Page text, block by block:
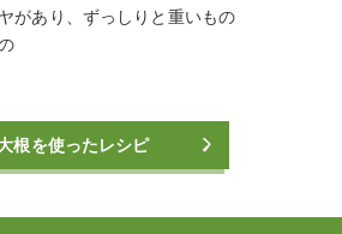
があり、ずっしりと重いもの
根を使ったレシピ